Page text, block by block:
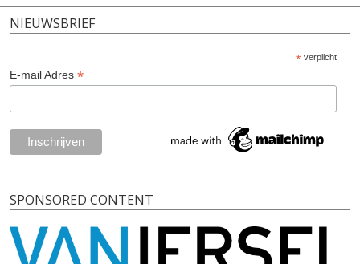
NIEUWSBRIEF
* verplicht
E-mail Adres *
SPONSORED CONTENT